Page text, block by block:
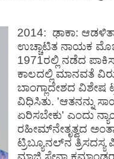
2014: ಢಾಕಾ:
ಉಚ್ಚಾಟಿತ ನಾಯಕ
1971ರಲ್ಲಿ ನಡೆದ
ಕಾಲದಲ್ಲಿ ಮಾನವತೆ
ಬಾಂಗ್ಲಾದೇಶದ ವಿಶೇಷ
ವಿಧಿಸಿತು. 'ಆತನನ್ನು
ಏರಿಸಬೇಕು' ಎಂದು
ರಹೀಮ್ನೇತೃತ್ವದ
ಟ್ರಿಬ್ಯೂನಲ್ನ ತ್ರಿಸದಸ್ಯ
ಮಾಜಿ ಸೇನಾ